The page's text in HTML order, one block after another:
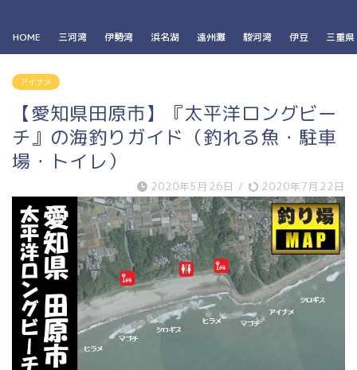
HOME 三河湾 伊勢湾 浜名湖 遠州灘 駿河湾 伊豆 三重県
アイナメ
【愛知県田原市】『太平洋ロングビー
チ』の海釣りガイド（釣れる魚・駐車
場・トイレ）
2020年5月26日 / 2020年7月22日